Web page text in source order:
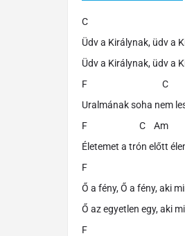
C
Üdv a Királynak, üdv a
Üdv a Királynak, üdv a
F C
Uralmának soha nem
F C Am
Életemet a trón előtt
F
Ő a fény, Ő a fény, aki
Ő az egyetlen egy, aki
F